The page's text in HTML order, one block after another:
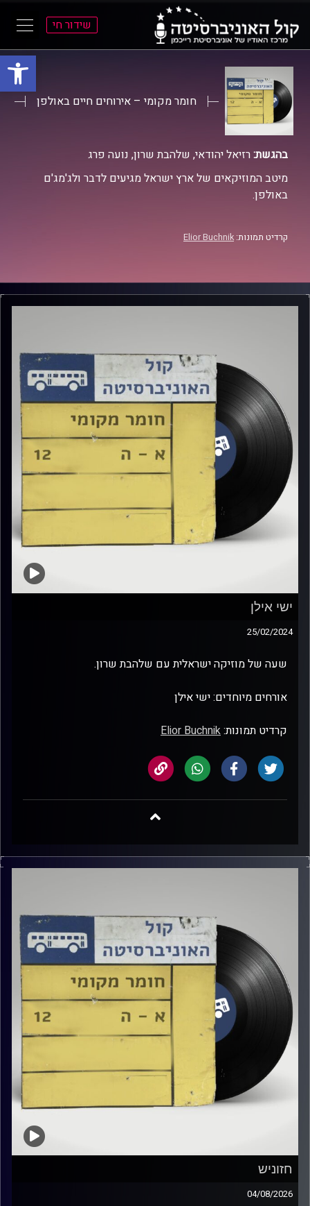
פתח
הראשי
הראשי
שידור חי
חומר מקומי – אירוחים חיים באולפן
בהגשת:רזיאל יהודאי, שלהבת שרון, נועה פרג
מיטב המוזיקאים של ארץ ישראל מגיעים לדבר ולג'מג'ם
באולפן.
קרדיט תמונות: Elior Buchnik
ישי אילן
25/02/2024
שעה של מוזיקה ישראלית עם שלהבת שרון.
אורחים מיוחדים: ישי אילן
קרדיט תמונות:Elior Buchnik
חזוניש
04/08/2026